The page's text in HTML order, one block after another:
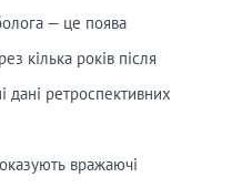
— це поява
кілька років після
дані ретроспективних
вражаючі